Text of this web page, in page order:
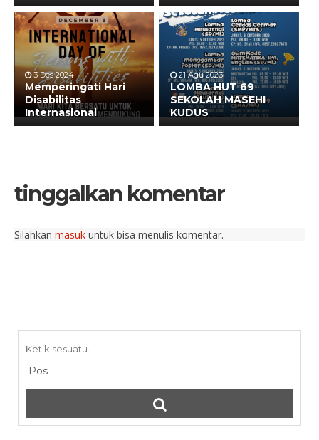
3 Des 2024
Memperingati Hari
Disabilitas
Internasional
21 Agu 2023
LOMBA HUT 69
SEKOLAH MASEHI
KUDUS
tinggalkan komentar
Silahkan masuk untuk bisa menulis komentar.